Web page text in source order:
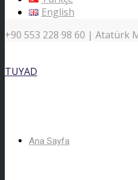
English
+90 553 228 98 60 | Atatürk
TUYAD
Ana Sayfa